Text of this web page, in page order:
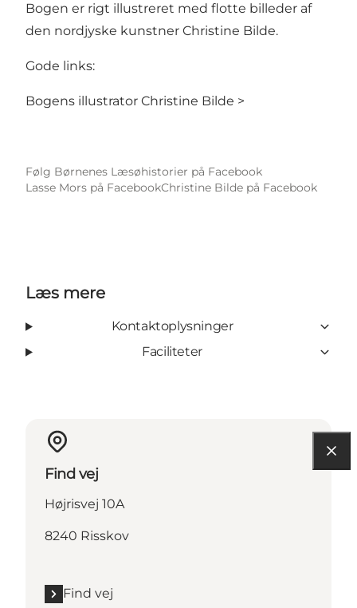
Bogen er rigt illustreret med flotte billeder af
den nordjyske kunstner Christine Bilde.
Gode links:
Bogens illustrator Christine Bilde >
Følg Børnenes Læsøhistorier på Facebook
Lasse Mors på FacebookChristine Bilde på Facebook
Læs mere
Kontaktoplysninger
Faciliteter
Find vej
Højrisvej 10A
8240 Risskov
Find vej